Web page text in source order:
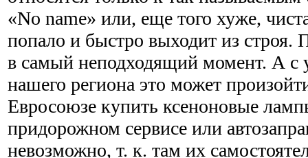
«No name» или, еще того хуже,
попало и быстро выходит из строя.
в самый неподходящий момент. А с
нашего региона это может
Евросоюзе купить ксеноновые
придорожном сервисе или
невозможно, т. к. там их